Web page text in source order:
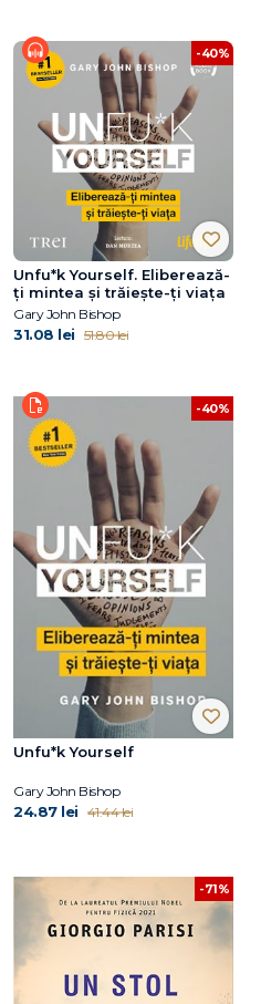
-40%
Unfu*k Yourself. Eliberează-
ți mintea și trăiește-ți viața
Gary John Bishop
31.08 lei 51.80 lei
-40%
Unfu*k Yourself
Gary John Bishop
24.87 lei 41.44 lei
-71%